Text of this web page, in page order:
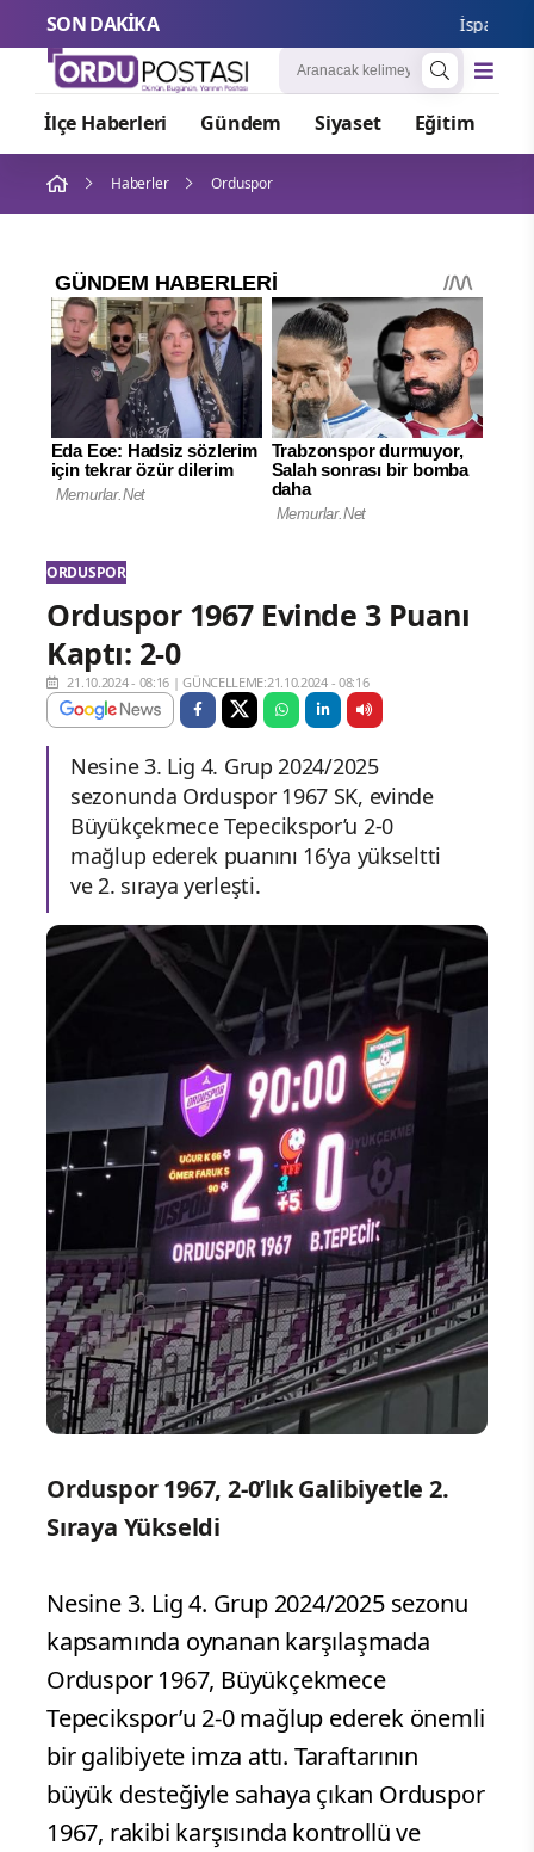
SON DAKİKA İspanya ve
İlçe Haberleri Gündem Siyaset Eğitim
Haberler Orduspor
ORDUSPOR
Orduspor 1967 Evinde 3 Puanı
Kaptı: 2-0
21.10.2024 - 08:16 |GÜNCELLEME:21.10.2024 - 08:16
Nesine 3. Lig 4. Grup 2024/2025
sezonunda Orduspor 1967 SK, evinde
Büyükçekmece Tepecikspor’u 2-0
mağlup ederek puanını 16’ya yükseltti
ve 2. sıraya yerleşti.
Orduspor 1967, 2-0’lık Galibiyetle 2.
Sıraya Yükseldi
Nesine 3. Lig 4. Grup 2024/2025 sezonu
kapsamında oynanan karşılaşmada
Orduspor 1967, Büyükçekmece
Tepecikspor’u 2-0 mağlup ederek önemli
bir galibiyete imza attı. Taraftarının
büyük desteğiyle sahaya çıkan Orduspor
1967, rakibi karşısında kontrollü ve